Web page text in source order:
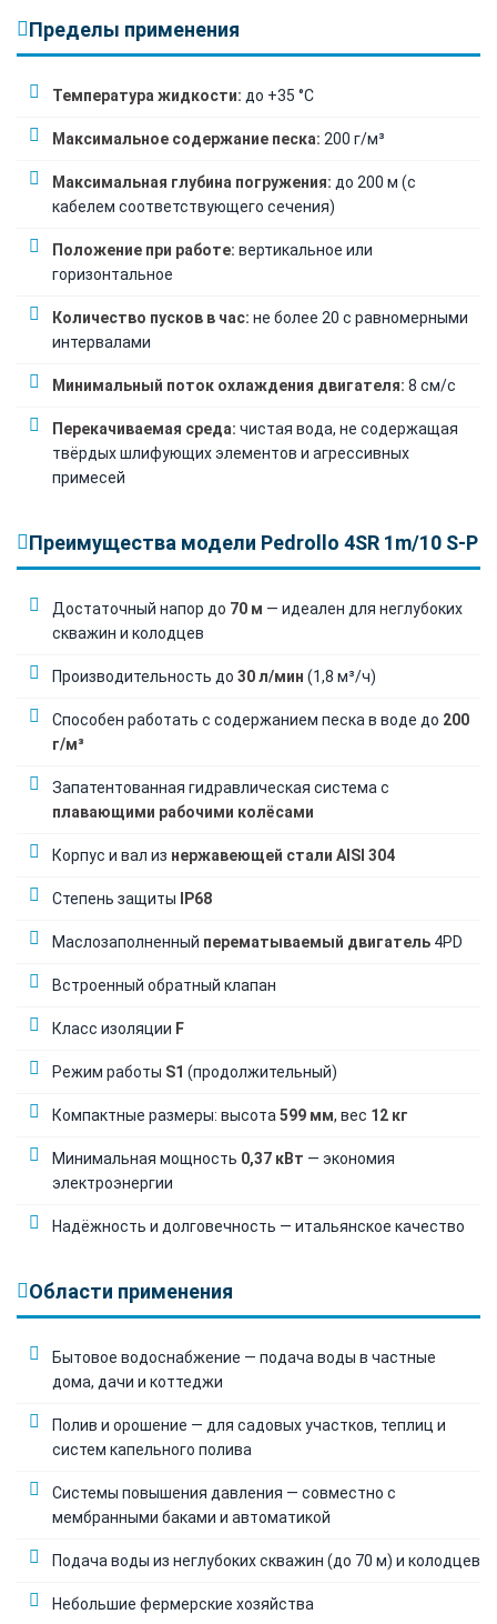
Пределы применения
Температура жидкости: до +35 °C
Максимальное содержание песка: 200 г/м³
Максимальная глубина погружения: до 200 м (с
кабелем соответствующего сечения)
Положение при работе: вертикальное или
горизонтальное
Количество пусков в час: не более 20 с равномерными
интервалами
Минимальный поток охлаждения двигателя: 8 см/с
Перекачиваемая среда: чистая вода, не содержащая
твёрдых шлифующих элементов и агрессивных
примесей
Преимущества модели Pedrollo 4SR 1m/10 S-P
Достаточный напор до 70 м — идеален для неглубоких
скважин и колодцев
Производительность до 30 л/мин (1,8 м³/ч)
Способен работать с содержанием песка в воде до 200
г/м³
Запатентованная гидравлическая система с
плавающими рабочими колёсами
Корпус и вал из нержавеющей стали AISI 304
Степень защиты IP68
Маслозаполненный перематываемый двигатель 4PD
Встроенный обратный клапан
Класс изоляции F
Режим работы S1 (продолжительный)
Компактные размеры: высота 599 мм, вес 12 кг
Минимальная мощность 0,37 кВт — экономия
электроэнергии
Надёжность и долговечность — итальянское качество
Области применения
Бытовое водоснабжение — подача воды в частные
дома, дачи и коттеджи
Полив и орошение — для садовых участков, теплиц и
систем капельного полива
Системы повышения давления — совместно с
мембранными баками и автоматикой
Подача воды из неглубоких скважин (до 70 м) и колодцев
Небольшие фермерские хозяйства